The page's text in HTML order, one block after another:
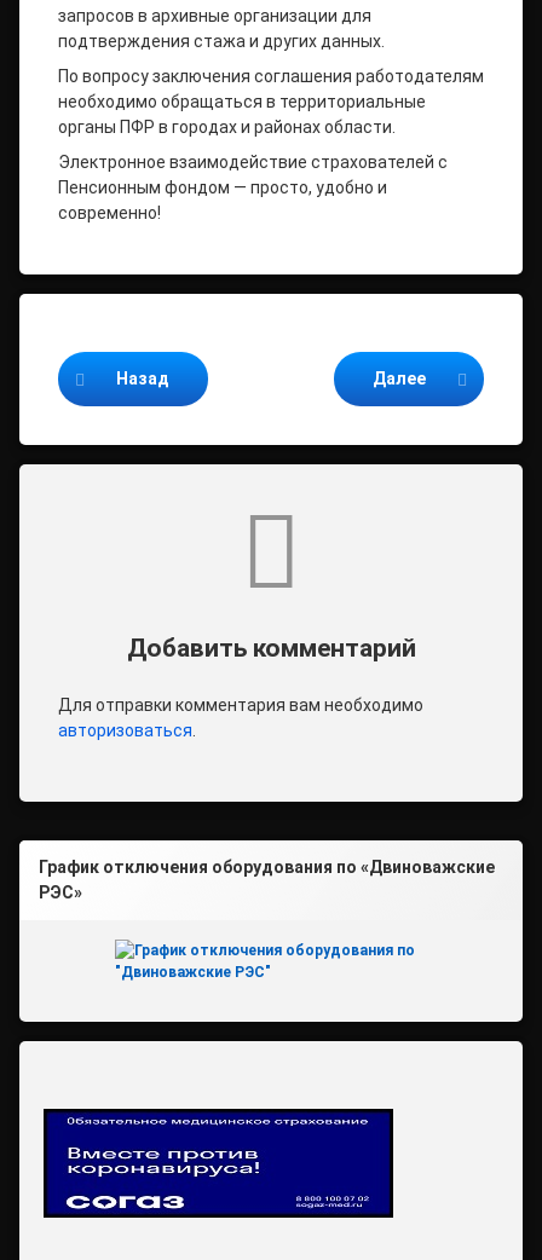
запросов в архивные организации для
подтверждения стажа и других данных.
По вопросу заключения соглашения работодателям
необходимо обращаться в территориальные
органы ПФР в городах и районах области.
Электронное взаимодействие страхователей с
Пенсионным фондом — просто, удобно и
современно!
Назад Далее
Добавить комментарий
Для отправки комментария вам необходимо
авторизоваться
График отключения оборудования по «Двиноважские
РЭС»